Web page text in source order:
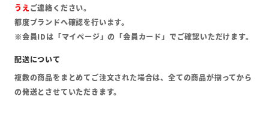
うえご連絡ください。
都度ブランドへ確認を行います。
※会員IDは「マイページ」の「会員カード」でご確認いただけます。
複数の商品をまとめてご注文された場合は、全ての商品が揃ってから
の発送とさせていただきます。